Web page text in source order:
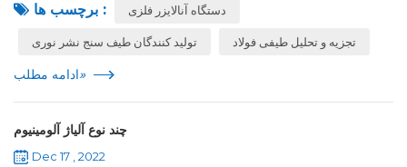
مرتبط مانند تهویه...برچسب ها : دستگاه آنالایزر فلزی
تولید کنندگان طیف سنج نشر نوری تجزیه و تحلیل طیفی فولاد
ادامه مطلب»
چند نوع آلیاژ آلومینیوم
Dec 17 , 2022